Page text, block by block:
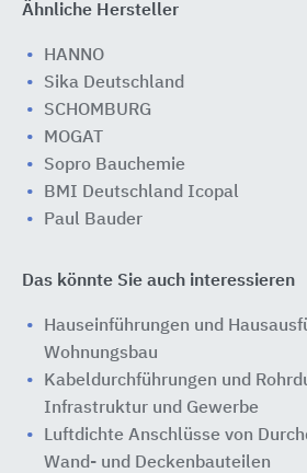
Ähnliche Hersteller
HANNO
Sika Deutschland
SCHOMBURG
MOGAT
Sopro Bauchemie
BMI Deutschland Icopal
Paul Bauder
Das könnte Sie auch interessieren
Hauseinführungen und
Wohnungsbau
Kabeldurchführungen und
Infrastruktur und Gewerbe
Luftdichte Anschlüsse von
Wand- und Deckenbauteilen